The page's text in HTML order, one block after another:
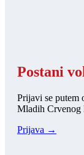
Postani
Prijavi se putem
Mladih Crvenog
Prijava →